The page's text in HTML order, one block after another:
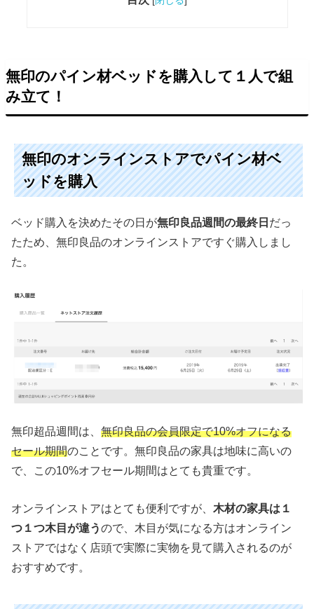
無印のパイン材ベッドを購入して１人で組
み立て！
無印のオンラインストアでパイン材ベ
ッドを購入
ベッド購入を決めたその日が無印良品週間の最終日だっ
たため、無印良品のオンラインストアですぐ購入しまし
た。
無印超品週間は、無印良品の会員限定で10%オフになる
セール期間のことです。無印良品の家具は地味に高いの
で、この10%オフセール期間はとても貴重です。
オンラインストアはとても便利ですが、木材の家具は１
つ１つ木目が違うので、木目が気になる方はオンライン
ストアではなく店頭で実際に実物を見て購入されるのが
おすすめです。